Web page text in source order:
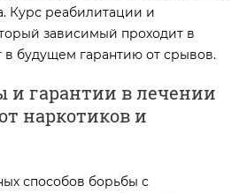
Курс реабилитации и
зависимый проходит в
в будущем гарантию от срывов.
и гарантии в лечении
наркотиков и
способов борьбы с